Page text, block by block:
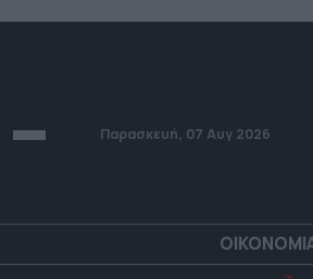
Παρασκευή, 07 Αυγ 2026